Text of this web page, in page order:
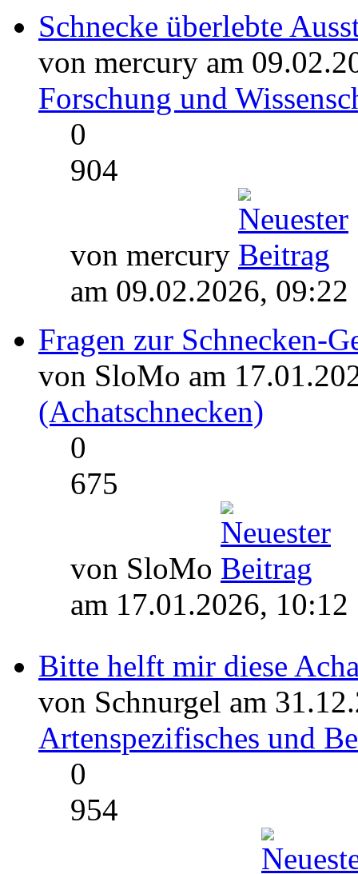
Schnecke überlebte
von mercury am
Forschung und
0
904
von mercury
am 09.02.2026, 09:22
Fragen zur Schnecken-
von SloMo am
(Achatschnecken)
0
675
von SloMo
am 17.01.2026, 10:12
Bitte helft mir diese
von Schnurgel am
Artenspezifisches und
0
954